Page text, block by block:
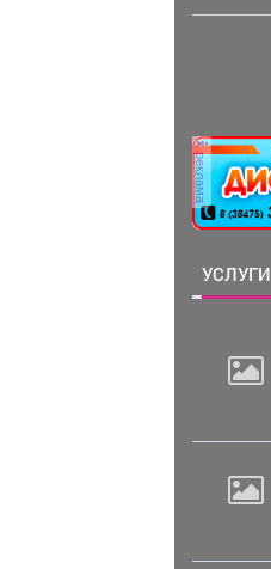
реклама
УСЛУГИ